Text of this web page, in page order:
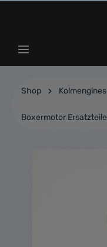
Shop Kolmengines
Boxermotor Ersatzteile